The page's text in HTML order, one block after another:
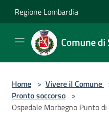
Regione Lombardia
Comune di
Home > Vivere il Comune
Pronto soccorso >
Ospedale Morbegno Punto